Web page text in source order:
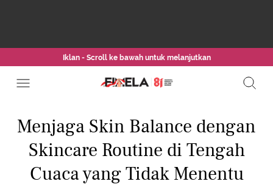
Iklan - Scroll ke bawah untuk melanjutkan
Menjaga Skin Balance dengan
Skincare Routine di Tengah
Cuaca yang Tidak Menentu